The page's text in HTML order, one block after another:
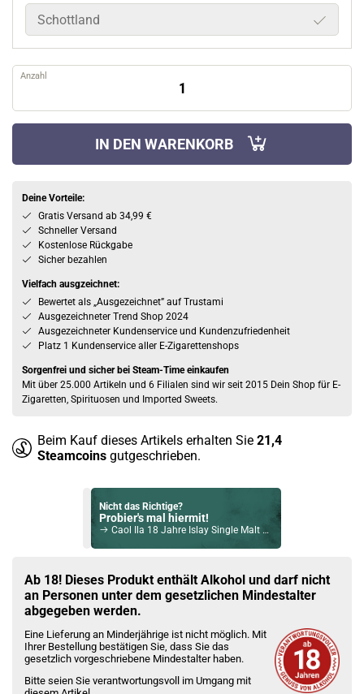
Schottland
Anzahl
IN DEN WARENKORB
Deine Vorteile:
Gratis Versand ab 34,99 €
Schneller Versand
Kostenlose Rückgabe
Sicher bezahlen
Vielfach ausgzeichnet:
Bewertet als „Ausgezeichnet” auf Trustami
Ausgezeichneter Trend Shop 2024
Ausgezeichneter Kundenservice und Kundenzufriedenheit
Platz 1 Kundenservice aller E-Zigarettenshops
Sorgenfrei und sicher bei Steam-Time einkaufen
Mit über 25.000 Artikeln und 6 Filialen sind wir seit 2015 Dein Shop für E-
Zigaretten, Spirituosen und Imported Sweets.
Beim Kauf dieses Artikels erhalten Sie 21,4
Steamcoins gutgeschrieben.
Nicht das Richtige?
Probier's mal hiermit!
Caol Ila 18 Jahre Islay Single Malt Whisky 43% Vol. 700ml
Check das mal!
Kamiki Blended Malt Whisky (Japan) 48.0% 500ml
Du willst Kröten sparen?
Schau mal hier!
Suorin Trio85 5ml 85 W Pod System Kit Rot
Ab 18! Dieses Produkt enthält Alkohol und darf nicht
an Personen unter dem gesetzlichen Mindestalter
abgegeben werden.
Eine Lieferung an Minderjährige ist nicht möglich. Mit
Ihrer Bestellung bestätigen Sie, dass Sie das
gesetzlich vorgeschriebene Mindestalter haben.
Bitte seien Sie verantwortungsvoll im Umgang mit